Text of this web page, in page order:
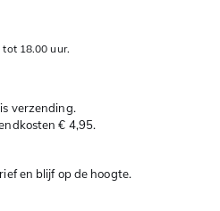
18.00 uur.
verzending.
€ 4,95.
en blijf op de hoogte.